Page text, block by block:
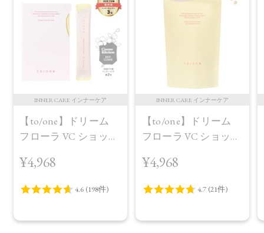
INNER CARE インナーケア
【to/one】ドリーム
フローラ VC ショット
¥4,968
INNER CARE インナーケア
【to/one】ドリーム
フローラ VC ショット
プラス＜限定品＞
¥4,968